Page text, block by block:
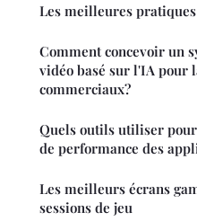
Les meilleures
Comment concevoir un
vidéo basé sur l'IA pour
commerciaux?
Quels outils utiliser
de performance des
Les meilleurs écrans
sessions de jeu